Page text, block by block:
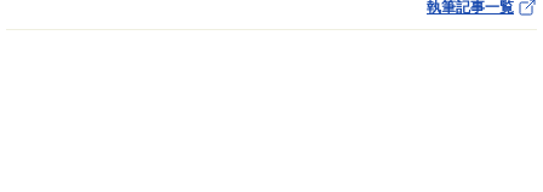
執筆記事一覧